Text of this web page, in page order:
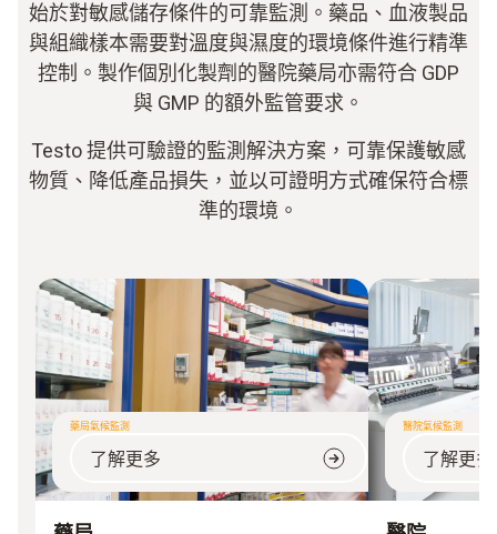
始於對敏感儲存條件的可靠監測。藥品、血液製品
與組織樣本需要對溫度與濕度的環境條件進行精準
控制。製作個別化製劑的醫院藥局亦需符合 GDP
與 GMP 的額外監管要求。
Testo 提供可驗證的監測解決方案，可靠保護敏感
物質、降低產品損失，並以可證明方式確保符合標
準的環境。
藥局氣候監測
了解更多
醫院氣候監測
了解更多